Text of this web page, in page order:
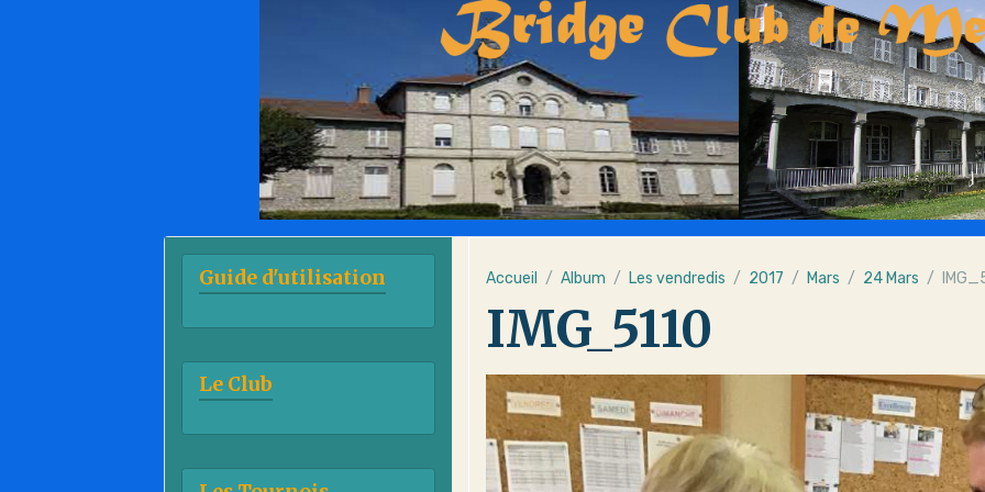
Accueil Album Les vendredis 2017 Mars 24 Mars
IMG_5110
Guide d'utilisation
Le Club